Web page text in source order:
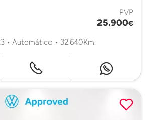
PVP
25.900€
• Automático • 32.640Km.